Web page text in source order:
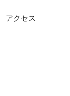
アクセス